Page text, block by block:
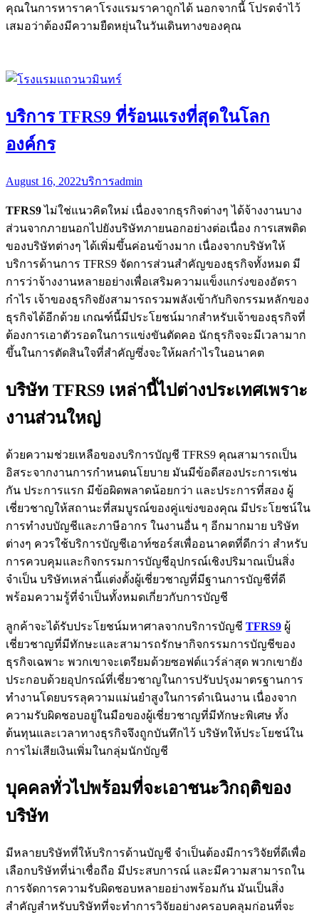
คุณในการหาราคาโรงแรมราคาถูกได้ นอกจากนี้ โปรดจำไว้
เสมอว่าต้องมีความยืดหยุ่นในวันเดินทางของคุณ
บริการ TFRS9 ที่ร้อนแรงที่สุดในโลก
องค์กร
August 16, 2022บริการadmin
TFRS9ไม่ใช่แนวคิดใหม่ เนื่องจากธุรกิจต่างๆ ได้จ้างงานบาง
ส่วนจากภายนอกไปยังบริษัทภายนอกอย่างต่อเนื่อง การเสพติด
ของบริษัทต่างๆ ได้เพิ่มขึ้นค่อนข้างมาก เนื่องจากบริษัทให้
บริการด้านการ TFRS9 จัดการส่วนสำคัญของธุรกิจทั้งหมด มี
การว่าจ้างงานหลายอย่างเพื่อเสริมความแข็งแกร่งของอัตรา
กำไร เจ้าของธุรกิจยังสามารถรวมพลังเข้ากับกิจกรรมหลักของ
ธุรกิจได้อีกด้วย เกณฑ์นี้มีประโยชน์มากสำหรับเจ้าของธุรกิจที่
ต้องการเอาตัวรอดในการแข่งขันตัดคอ นักธุรกิจจะมีเวลามาก
ขึ้นในการตัดสินใจที่สำคัญซึ่งจะให้ผลกำไรในอนาคต
บริษัท TFRS9 เหล่านี้ไปต่างประเทศเพราะ
งานส่วนใหญ่
ด้วยความช่วยเหลือของบริการบัญชี TFRS9 คุณสามารถเป็น
อิสระจากงานการกำหนดนโยบาย มันมีข้อดีสองประการเช่น
กัน ประการแรก มีข้อผิดพลาดน้อยกว่า และประการที่สอง ผู้
เชี่ยวชาญให้สถานะที่สมบูรณ์ของคู่แข่งของคุณ มีประโยชน์ใน
การทำงบบัญชีและภาษีอากร ในงานอื่น ๆ อีกมากมาย บริษัท
ต่างๆ ควรใช้บริการบัญชีเอาท์ซอร์สเพื่ออนาคตที่ดีกว่า สำหรับ
การควบคุมและกิจกรรมการบัญชีอุปกรณ์เชิงปริมาณเป็นสิ่ง
จำเป็น บริษัทเหล่านี้แต่งตั้งผู้เชี่ยวชาญที่มีฐานการบัญชีที่ดี
พร้อมความรู้ที่จำเป็นทั้งหมดเกี่ยวกับการบัญชี
ลูกค้าจะได้รับประโยชน์มหาศาลจากบริการบัญชี TFRS9 ผู้
เชี่ยวชาญที่มีทักษะและสามารถรักษากิจกรรมการบัญชีของ
ธุรกิจเฉพาะ พวกเขาจะเตรียมด้วยซอฟต์แวร์ล่าสุด พวกเขายัง
ประกอบด้วยอุปกรณ์ที่เชี่ยวชาญในการปรับปรุงมาตรฐานการ
ทำงานโดยบรรลุความแม่นยำสูงในการดำเนินงาน เนื่องจาก
ความรับผิดชอบอยู่ในมือของผู้เชี่ยวชาญที่มีทักษะพิเศษ ทั้ง
ต้นทุนและเวลาทางธุรกิจจึงถูกบันทึกไว้ บริษัทให้ประโยชน์ใน
การไม่เสียเงินเพิ่มในกลุ่มนักบัญชี
บุคคลทั่วไปพร้อมที่จะเอาชนะวิกฤติของ
บริษัท
มีหลายบริษัทที่ให้บริการด้านบัญชี จำเป็นต้องมีการวิจัยที่ดีเพื่อ
เลือกบริษัทที่น่าเชื่อถือ มีประสบการณ์ และมีความสามารถใน
การจัดการความรับผิดชอบหลายอย่างพร้อมกัน มันเป็นสิ่ง
สำคัญสำหรับบริษัทที่จะทำการวิจัยอย่างครอบคลุมก่อนที่จะ